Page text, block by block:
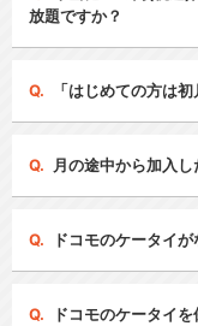
放題ですか？
「はじめての方は
月の途中から加入
ドコモのケータイ
ドコモのケータイ